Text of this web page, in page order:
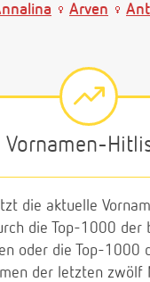
Arven
Vornamen-
die aktuelle
die Top-1000 der
oder die Top-1000
der letzten zwölf